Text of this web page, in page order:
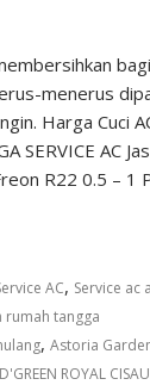
menerus
Harga Cuci
SERVICE AC
R22 0.5 –
AC, Service ac
rumah tangga
, Astoria
ROYAL